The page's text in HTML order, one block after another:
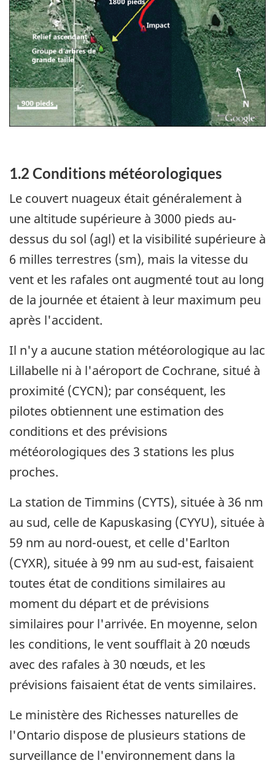
1.2 Conditions météorologiques
Le couvert nuageux était généralement à
une altitude supérieure à 3000 pieds au-
dessus du sol (agl) et la visibilité supérieure à
6 milles terrestres (sm), mais la vitesse du
vent et les rafales ont augmenté tout au long
de la journée et étaient à leur maximum peu
après l'accident.
Il n'y a aucune station météorologique au lac
Lillabelle ni à l'aéroport de Cochrane, situé à
proximité (CYCN); par conséquent, les
pilotes obtiennent une estimation des
conditions et des prévisions
météorologiques des 3 stations les plus
proches.
La station de Timmins (CYTS), située à 36 nm
au sud, celle de Kapuskasing (CYYU), située à
59 nm au nord-ouest, et celle d'Earlton
(CYXR), située à 99 nm au sud-est, faisaient
toutes état de conditions similaires au
moment du départ et de prévisions
similaires pour l'arrivée. En moyenne, selon
les conditions, le vent soufflait à 20 nœuds
avec des rafales à 30 nœuds, et les
prévisions faisaient état de vents similaires.
Le ministère des Richesses naturelles de
l'Ontario dispose de plusieurs stations de
surveillance de l'environnement dans la